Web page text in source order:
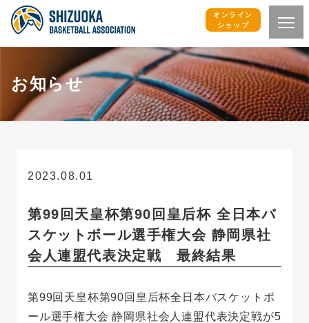
オンライン
ショップ
お知らせ
2023.08.01
第99回天皇杯第90回皇后杯 全日本バ
スケットボール選手権大会 静岡県社
会人連盟代表決定戦 最終結果
第99回天皇杯第90回皇后杯全日本バスケットボ
ール選手権大会 静岡県社会人連盟代表決定戦が5